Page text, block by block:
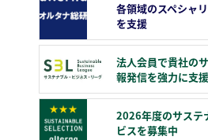
各領域のスペシャ
を支援
法人会員で貴社の
報発信を強力に支援
2026年度のサステ
ビスを募集中